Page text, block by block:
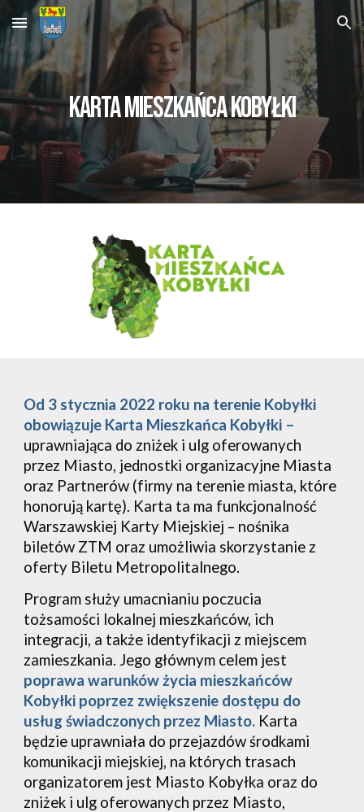
Skip to main content Skip to navigation
Karta Mieszkańca Kobyłki
Od 3 stycznia 2022 roku na terenie Kobyłki
obowiązuje Karta Mieszkańca Kobyłki –
uprawniająca do zniżek i ulg oferowanych
przez Miasto, jednostki organizacyjne Miasta
oraz Partnerów (firmy na terenie miasta, które
honorują kartę). Karta ta ma funkcjonalność
Warszawskiej Karty Miejskiej – nośnika
biletów ZTM oraz umożliwia skorzystanie z
oferty Biletu Metropolitalnego.
Program służy umacnianiu poczucia
tożsamości lokalnej mieszkańców, ich
integracji, a także identyfikacji z miejscem
zamieszkania. Jego głównym celem jest
poprawa warunków życia mieszkańców
Kobyłki poprzez zwiększenie dostępu do
usług świadczonych przez Miasto. Karta
będzie uprawniała do przejazdów środkami
komunikacji miejskiej, na których trasach
organizatorem jest Miasto Kobyłka oraz do
zniżek i ulg oferowanych przez Miasto,